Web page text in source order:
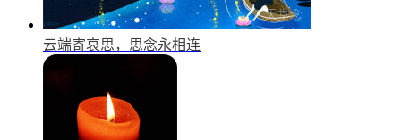
云端寄哀思，思念永相连